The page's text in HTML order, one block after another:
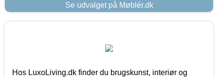
Se udvalget på Møblér.dk
Hos LuxoLiving.dk finder du brugskunst, interiør og